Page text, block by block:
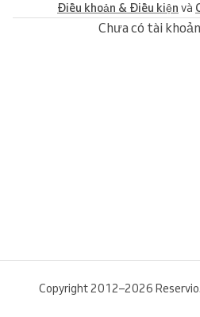
Điều khoản & Điều kiện và
Chưa có tài
Copyright 2012–2026